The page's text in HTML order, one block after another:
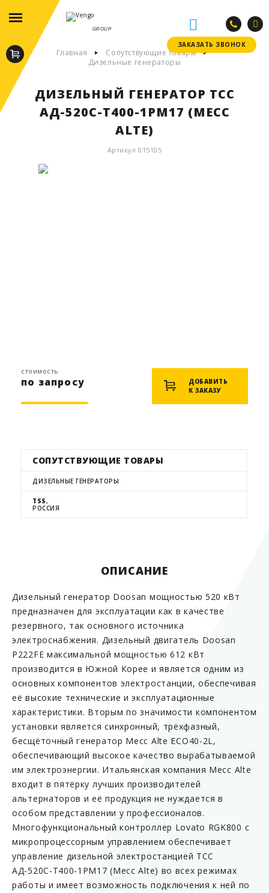
ЗАКАЗАТЬ ЗВОНОК
ЗАКАЗАТЬ ЗВОНОК
GROUP
Главная
Сопутствующие товары
Дизельные генераторы
ДИЗЕЛЬНЫЙ ГЕНЕРАТОР ТСС
АД-520С-Т400-1РМ17 (MECC
ALTE)
Артикул 015105
стоимость
по запросу
ДОБАВИТЬ
К ЗАКАЗУ
СОПУТСТВУЮЩИЕ ТОВАРЫ
ДИЗЕЛЬНЫЕ ГЕНЕРАТОРЫ
TSS,
РОССИЯ
ОПИСАНИЕ
Дизельный генератор Doosan мощностью 520 кВт
предназначен для эксплуатации как в качестве
резервного, так основного источника
электроснабжения. Дизельный двигатель Doosan
P222FE максимальной мощностью 612 кВт
производится в Южной Корее и является одним из
основных компонентов электростанции, обеспечивая
её высокие технические и эксплуатационные
характеристики. Вторым по значимости компонентом
установки является синхронный, трёхфазный,
бесщёточный генератор Mecc Alte ECO40-2L,
обеспечивающий высокое качество вырабатываемой
им электроэнергии. Итальянская компания Mecc Alte
входит в пятёрку лучших производителей
альтернаторов и её продукция не нуждается в
особом представлении у профессионалов.
Многофункциональный контроллер Lovato RGK800 с
микропроцессорным управлением обеспечивает
управление дизельной электростанцией ТСС
АД-520С-Т400-1РМ17 (Mecc Alte) во всех режимах
работы и имеет возможность подключения к ней по